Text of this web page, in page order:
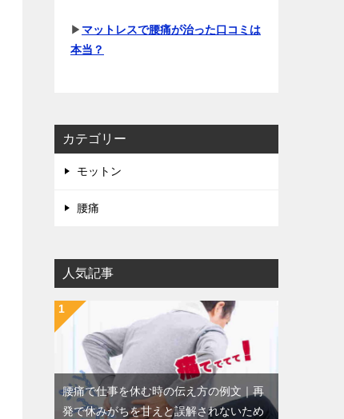
▶ マットレスで腰痛が治った口コミは
本当？
カテゴリー
モットン
腰痛
人気記事
腰痛で仕事を休む時の伝え方の例文｜再
発で休みがちを甘えと誤解されないため